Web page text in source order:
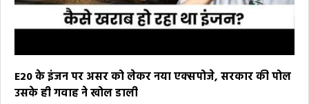
E20 के इंजन पर असर को लेकर नया एक्सपोजे, सरकार की पोल
उसके ही गवाह ने खोल डाली